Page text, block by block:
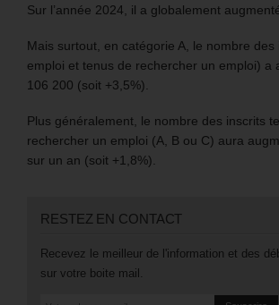
Sur l’année 2024, il a globalement
Mais surtout, en catégorie A, le nombre des
emploi et tenus de rechercher un emploi) a
106 200 (soit +3,5%).
Plus généralement, le nombre des inscrits
rechercher un emploi (A, B ou C) aura
sur un an (soit +1,8%).
RESTEZ EN CONTACT
Recevez le meilleur de l'information et des
sur votre boite mail.